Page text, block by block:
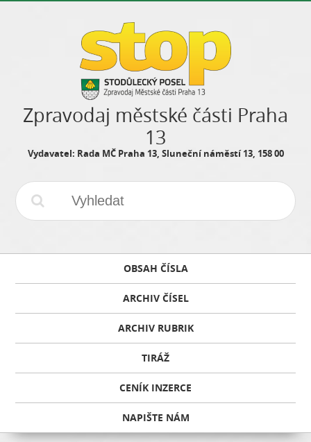
Zpravodaj městské části Praha
13
Vydavatel: Rada MČ Praha 13, Sluneční náměstí 13, 158 00
OBSAH ČÍSLA
ARCHIV ČÍSEL
ARCHIV RUBRIK
TIRÁŽ
CENÍK INZERCE
NAPIŠTE NÁM